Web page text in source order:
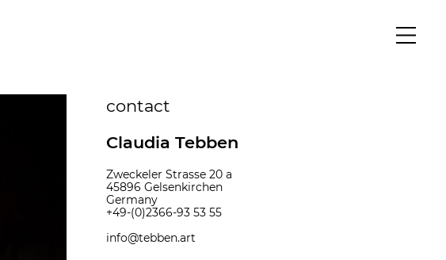
contact
Claudia Tebben
Zweckeler Strasse 20 a
45896 Gelsenkirchen
Germany
+49-(0)2366-93 53 55
info@tebben.art